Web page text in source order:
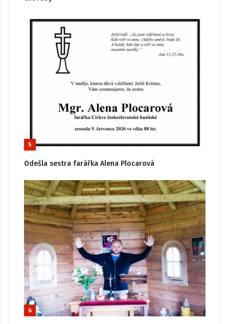
5
Odešla sestra farářka Alena Plocarová
6